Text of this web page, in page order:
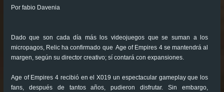
Por fabio Davenia
Dado que son cada día más los videojuegos que se suman a los
micropagos, Relic ha confirmado que Age of Empires 4 se mantendrá al
margen, según su director creativo; sí contará con expansiones.
Age of Empires 4 recibió en el X019 un espectacular gameplay que los
fans, después de tantos años, pudieron disfrutar. Sin embargo,